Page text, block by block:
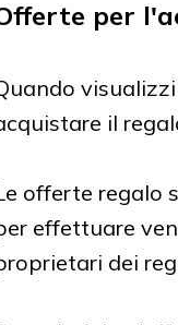
per
il
offerte regalo
effettuare
dei